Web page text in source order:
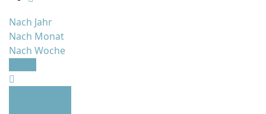
Nach Jahr
Nach Monat
Nach Woche